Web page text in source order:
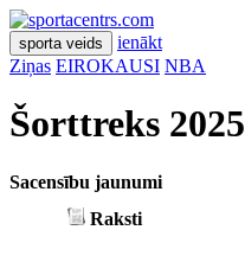
sporta veids
ienākt
Ziņas EIROKAUSI NBA
Šorttreks 2025
Sacensību jaunumi
Raksti